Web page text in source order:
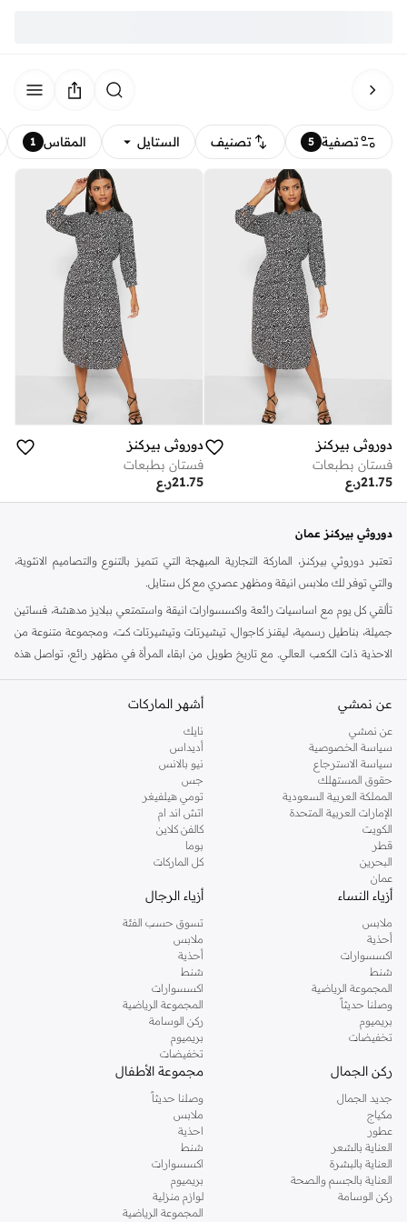
تصفية 5 تصنيف الستايل المقاس 1
دوروثي بيركنز
فستان بطبعات
ر.ع21.75
دوروثي بيركنز
فستان بطبعات
ر.ع21.75
دوروثي بيركنز عمان
تعتبر دوروثي بيركنز، الماركة التجارية المبهجة التي تتميز بالتنوع والتصاميم الانثوية،
والتي توفر لك ملابس انيقة ومظهر عصري مع كل ستايل.
تألقي كل يوم مع اساسيات رائعة واكسسوارات انيقة واستمتعي ببلايز مدهشة، فساتين
جميلة، بناطيل رسمية، ليقنز كاجوال، تيشيرتات وتيشيرتات كت، ومجموعة متنوعة من
الاحذية ذات الكعب العالي. مع تاريخ طويل من ابقاء المرأة في مظهر رائع، تواصل هذه
كنت تقومين بتجديد خزانة ملابسك الملائمة للعمل، البحث عن فستان مثالي للحفلات او
اليه.
تسوقي دوروثي بيركنز اون لاين مسقط
تسوقي دوروثي بيركنز اون لاين من نمشي واستمتعي باكثر من الف ستايل من مجموعة
دوروثي بيركنز الشهيرة. تصفحي المجموعة كاملة في متجر دوروثي بيركنز اون لاين او
استخدمي القائمة لتحديد تجربة تسوق دوروثي بيركنز اون لاين. خدمة التوصيل السريعة
والدعم الاستثنائي يضمن لك تجربة تسوق ممتعة دائما مع نمشي.
عن نمشي
عن نمشي
سياسة الخصوصية
سياسة الاسترجاع
حقوق المستهلك
المملكة العربية السعودية
الإمارات العربية المتحدة
الكويت
قطر
البحرين
عمان
أشهر الماركات
نايك
أديداس
نيو بالانس
جس
تومي هيلفيغر
اتش اند ام
كالفن كلاين
بوما
كل الماركات
أزياء النساء
ملابس
أحذية
اكسسوارات
شنط
المجموعة الرياضية
وصلنا حديثاً
بريميوم
تخفيضات
أزياء الرجال
تسوق حسب الفئة
ملابس
أحذية
شنط
اكسسوارات
المجموعة الرياضية
ركن الوسامة
بريميوم
تخفيضات
ركن الجمال
جديد الجمال
مكياج
عطور
العناية بالشعر
العناية بالبشرة
العناية بالجسم والصحة
ركن الوسامة
مجموعة الأطفال
وصلنا حديثاً
ملابس
احذية
شنط
اكسسوارات
بريميوم
لوازم منزلية
المجموعة الرياضية